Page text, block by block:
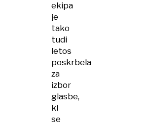
ekipa
je
tako
tudi
letos
poskrbela
za
izbor
glasbe,
ki
se